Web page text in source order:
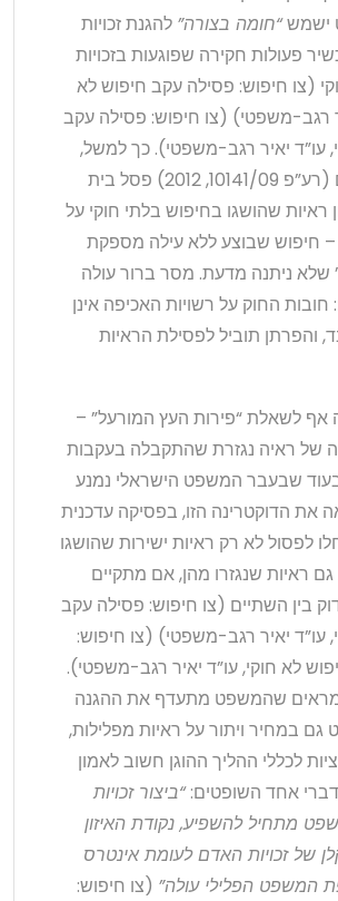
ישמש“חומה בצורה” להגנת זכויות
פעולות חקירה שפוגעות בזכויות
(צו חיפוש: פסילה עקב חיפוש לא
רגב-משפטי) (צו חיפוש: פסילה עקב
עו”ד יאיר רגב-משפטי). כך למשל,
בעניין בן-חיים (רע”פ 10141/09, 2012) פסל בית
ראיות שהושגו בחיפוש בלתי חוקי על
– חיפוש שבוצע ללא עילה מספקת
שלא ניתנה מדעת. מסר ברור עולה
חובות החוק על רשויות האכיפה אינן
והפרתן תוביל לפסילת הראיות
אף לשאלת “פירות העץ המורעל” –
של ראיה נגזרת שהתקבלה בעקבות
שבעבר המשפט הישראלי נמנע
את הדוקטרינה הזו, בפסיקה עדכנית
לפסול לא רק ראיות ישירות שהושגו
ראיות שנגזרו מהן, אם מתקיים
בין השתיים (צו חיפוש: פסילה עקב
עו”ד יאיר רגב-משפטי) (צו חיפוש:
לא חוקי, עו”ד יאיר רגב-משפטי).
שהמשפט מתעדף את ההגנה
גם במחיר ויתור על ראיות מפלילות,
לכללי ההליך ההוגן חשוב לאמון
אחד השופטים:“ביצור זכויות
מתחיל להשפיע, נקודת האיזון
של זכויות האדם לעומת אינטרס
המשפט הפלילי עולה” (צו חיפוש: